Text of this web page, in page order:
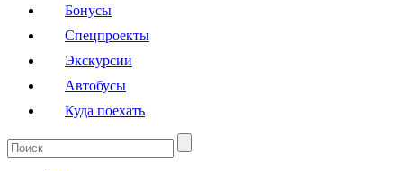
Бонусы
Спецпроекты
Экскурсии
Автобусы
Куда поехать